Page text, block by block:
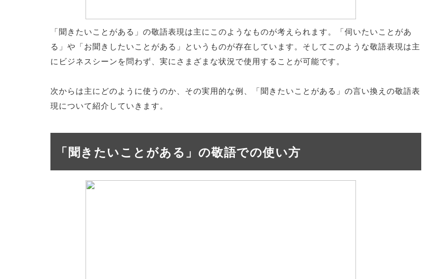
「聞きたいことがある」の敬語表現は主にこのようなものが考えられます。「伺いたいことがあ
る」や「お聞きしたいことがある」というものが存在しています。そしてこのような敬語表現は主
にビジネスシーンを問わず、実にさまざまな状況で使用することが可能です。
次からは主にどのように使うのか、その実用的な例、「聞きたいことがある」の言い換えの敬語表
現について紹介していきます。
「聞きたいことがある」の敬語での使い方